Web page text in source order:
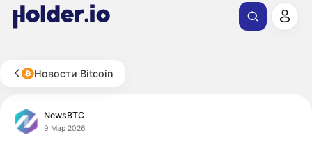
Новости Bitcoin
NewsBTC
9 Мар 2026